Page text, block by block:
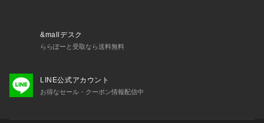
&mallデスク
ららぽーと受取なら送料無料
LINE公式アカウント
お得なセール・クーポン情報配信中